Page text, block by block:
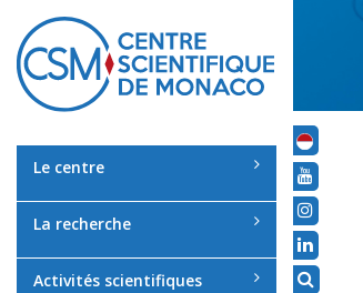
Le centre
La recherche
Activités scientifiques